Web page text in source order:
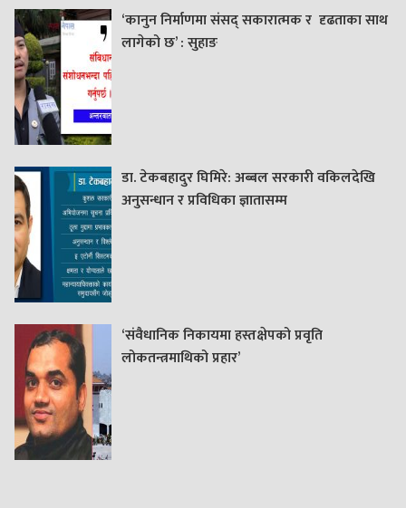
‘कानुन निर्माणमा संसद् सकारात्मक र दृढताका साथ
लागेको छ’ : सुहाङ
डा. टेकबहादुर घिमिरे: अब्बल सरकारी वकिलदेखि
अनुसन्धान र प्रविधिका ज्ञातासम्म
‘संवैधानिक निकायमा हस्तक्षेपको प्रवृति
लोकतन्त्रमाथिको प्रहार’